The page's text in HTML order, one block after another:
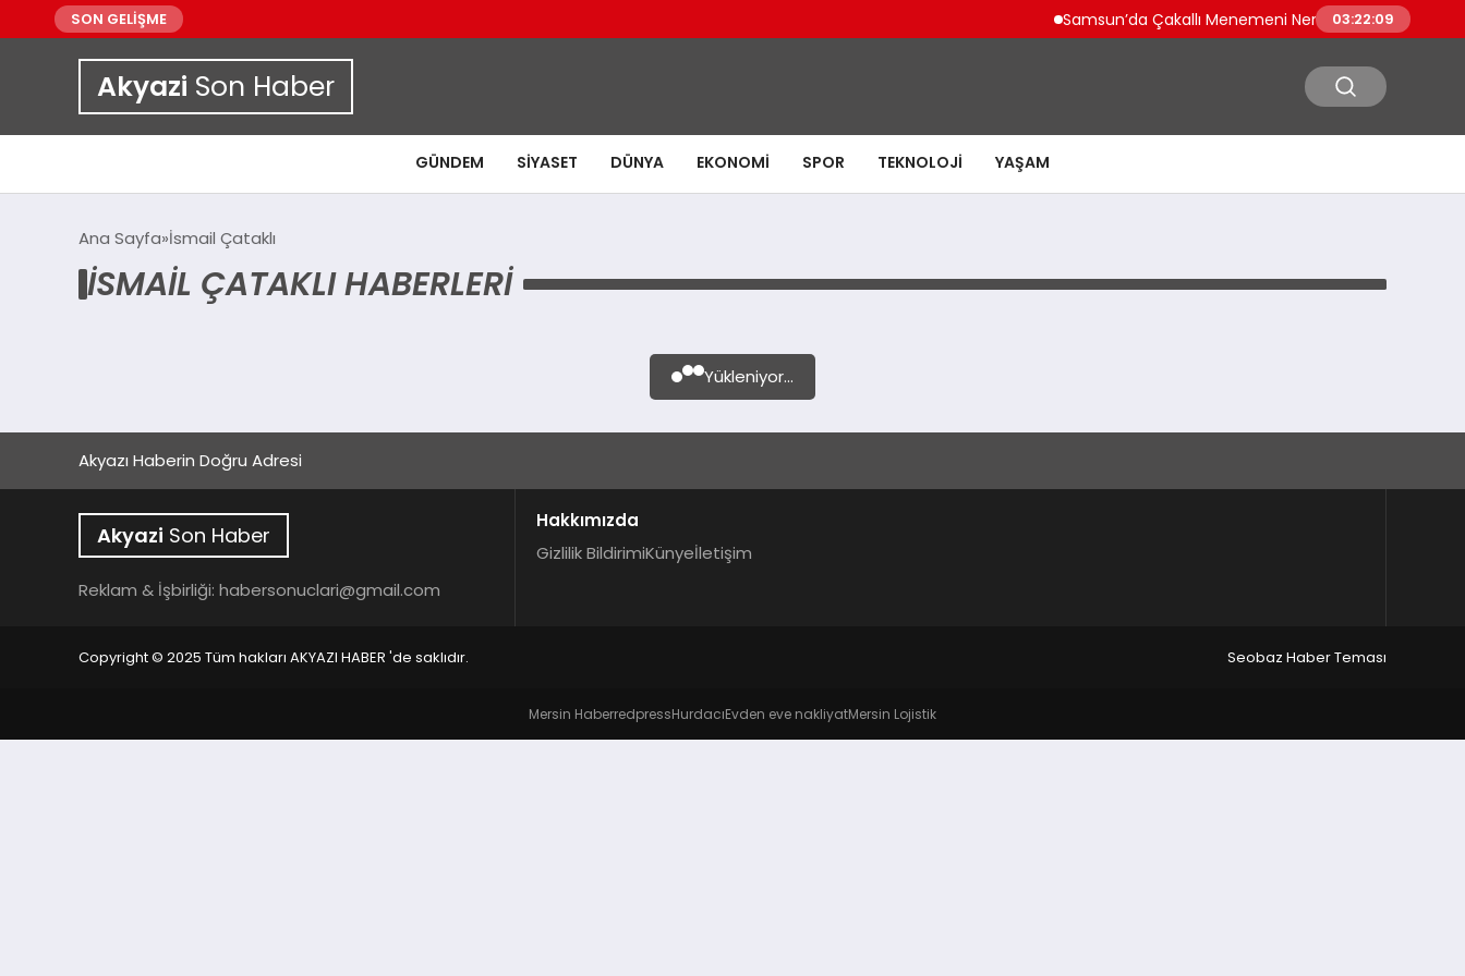
SON GELİŞME Samsun’da Çakallı Menemeni Nerede Yenir? Güncel
03:22:09
Akyazi Son Haber
GÜNDEM SIYASET DÜNYA EKONOMI SPOR TEKNOLOJI YAŞAM
Ana Sayfa İsmail Çataklı
İSMAIL ÇATAKLI HABERLERI
Yükleniyor...
Akyazı Haberin Doğru Adresi
Akyazi Son Haber
Reklam & İşbirliği: habersonuclari@gmail.com
Hakkımızda
Gizlilik BildirimiKünyeİletişim
Copyright © 2025 Tüm hakları AKYAZI HABER 'de saklıdır. Seobaz Haber Teması
Mersin HaberredpressHurdacıEvden eve nakliyatMersin Lojistik